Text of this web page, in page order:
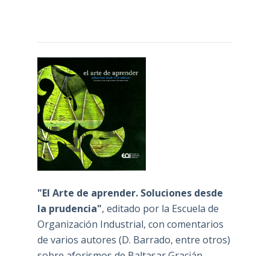
"El Arte de aprender. Soluciones desde
la prudencia", editado por la Escuela de
Organización Industrial, con comentarios
de varios autores (D. Barrado, entre otros)